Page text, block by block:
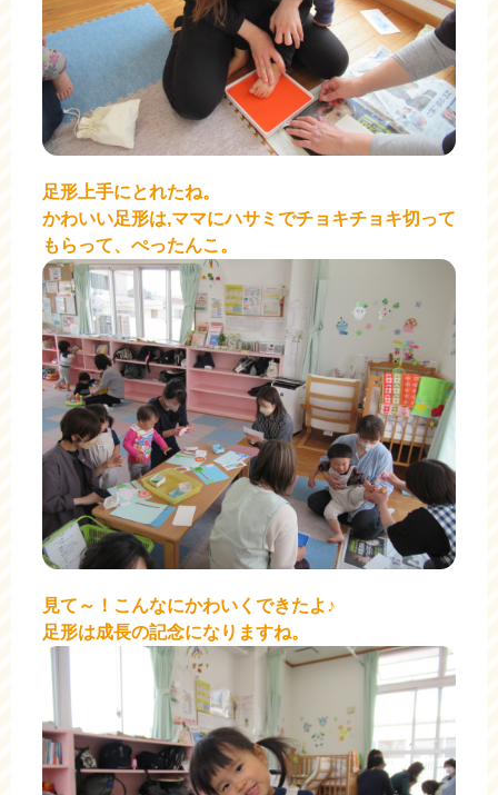
足形上手にとれたね。
かわいい足形は,ママにハサミでチョキチョキ切って
もらって、 ぺったんこ。
見て～！こんなにかわいくできたよ♪
足形は成長の記念になりますね。